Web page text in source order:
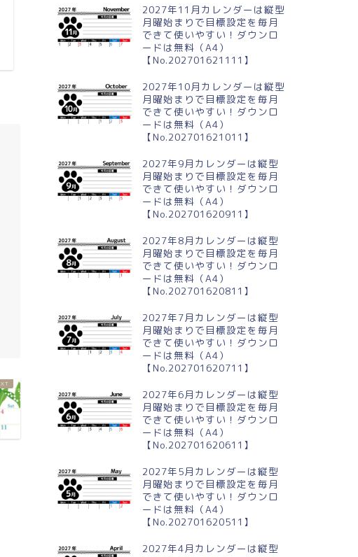
いしいお節イラストのかわいい
カレンダー
リンゴの木イラストのかわいい
A4無料カレンダー
2027年11月カレンダーは縦型
月曜始まりで目標設定を毎月
できて使いやすい！ダウンロ
ードは無料（A4）
【No.202701621111】
2027年10月カレンダーは縦型
月曜始まりで目標設定を毎月
できて使いやすい！ダウンロ
ードは無料（A4）
【No.202701621011】
2027年9月カレンダーは縦型
月曜始まりで目標設定を毎月
できて使いやすい！ダウンロ
ードは無料（A4）
【No.202701620911】
2027年8月カレンダーは縦型
月曜始まりで目標設定を毎月
できて使いやすい！ダウンロ
ードは無料（A4）
【No.202701620811】
2027年7月カレンダーは縦型
月曜始まりで目標設定を毎月
できて使いやすい！ダウンロ
ードは無料（A4）
【No.202701620711】
2027年6月カレンダーは縦型
月曜始まりで目標設定を毎月
できて使いやすい！ダウンロ
ードは無料（A4）
【No.202701620611】
2027年5月カレンダーは縦型
月曜始まりで目標設定を毎月
できて使いやすい！ダウンロ
ードは無料（A4）
【No.202701620511】
2027年4月カレンダーは縦型